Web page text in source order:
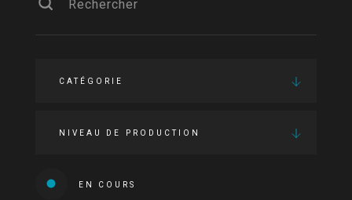
CATÉGORIE
NIVEAU DE PRODUCTION
EN COURS